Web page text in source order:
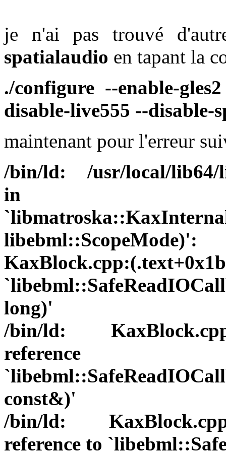
je n'ai pas trouvé
spatialaudio en tapant la
./configure --enable-
disable-live555 --disable-
maintenant pour l'erreur
/bin/ld: /usr/local/lib64/
in
libebml::ScopeMode)':
long)'
/bin/ld:
const&)'
/bin/ld:
reference to